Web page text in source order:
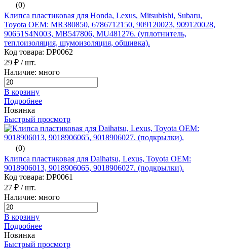
(0)
Клипса пластиковая для Honda, Lexus, Mitsubishi, Subaru,
Toyota ОЕМ: MR380850, 6786712150, 909120023, 909120028,
90651S4N003, MB547806, MU481276. (уплотнитель,
теплоизоляция, шумоизоляция, обшивка).
Код товара: DP0062
29 ₽ / шт.
Наличие: много
В корзину
Подробнее
Новинка
Быстрый просмотр
(0)
Клипса пластиковая для Daihatsu, Lexus, Toyota ОЕМ:
9018906013, 9018906065, 9018906027. (подкрылки).
Код товара: DP0061
27 ₽ / шт.
Наличие: много
В корзину
Подробнее
Новинка
Быстрый просмотр